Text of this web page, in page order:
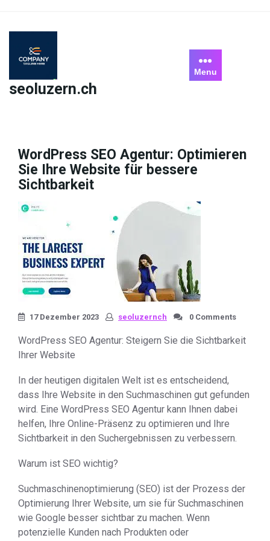
content
seoluzern.ch
Menu
WordPress SEO Agentur: Optimieren
Sie Ihre Website für bessere
Sichtbarkeit
17 Dezember 2023 seoluzernch 0 Comments
WordPress SEO Agentur: Steigern Sie die Sichtbarkeit
Ihrer Website
In der heutigen digitalen Welt ist es entscheidend,
dass Ihre Website in den Suchmaschinen gut gefunden
wird. Eine WordPress SEO Agentur kann Ihnen dabei
helfen, Ihre Online-Präsenz zu optimieren und Ihre
Sichtbarkeit in den Suchergebnissen zu verbessern.
Warum ist SEO wichtig?
Suchmaschinenoptimierung (SEO) ist der Prozess der
Optimierung Ihrer Website, um sie für Suchmaschinen
wie Google besser sichtbar zu machen. Wenn
potenzielle Kunden nach Produkten oder